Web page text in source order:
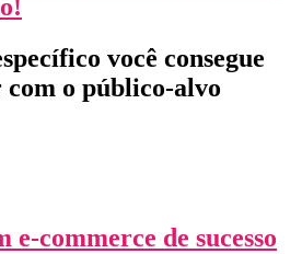
você consegue
o público-alvo
e-commerce de sucesso